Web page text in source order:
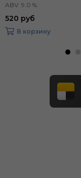
ABV: 9.0 %
520 руб
В корзину